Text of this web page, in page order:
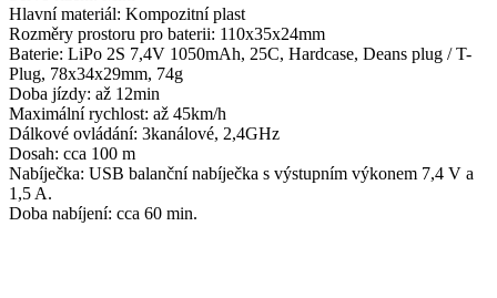
Hlavní materiál: Kompozitní plast
Rozměry prostoru pro baterii: 110x35x24mm
Baterie: LiPo 2S 7,4V 1050mAh, 25C, Hardcase, Deans plug / T-
Plug, 78x34x29mm, 74g
Doba jízdy: až 12min
Maximální rychlost: až 45km/h
Dálkové ovládání: 3kanálové, 2,4GHz
Dosah: cca 100 m
Nabíječka: USB balanční nabíječka s výstupním výkonem 7,4 V a
1,5 A.
Doba nabíjení: cca 60 min.